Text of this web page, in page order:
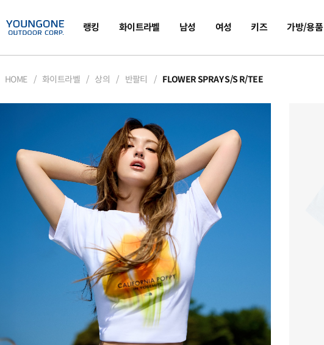
랭킹 화이트라벨 남성 여성 키즈 가방/용품
HOME 화이트라벨 상의 반팔티 FLOWER SPRAY S/S R/TEE